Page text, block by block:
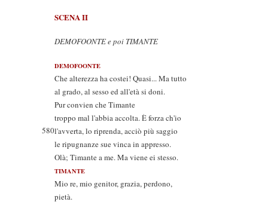
SCENA II
DEMOFOONTE e poi TIMANTE
DEMOFOONTE
Che alterezza ha costei! Quasi... Ma tutto
al grado, al sesso ed all'età si doni.
Pur convien che Timante
troppo mal l'abbia accolta. È forza ch'io
580l'avverta, lo riprenda, acciò più saggio
le ripugnanze sue vinca in appresso.
Olà; Timante a me. Ma viene ei stesso.
TIMANTE
Mio re, mio genitor, grazia, perdono,
pietà.